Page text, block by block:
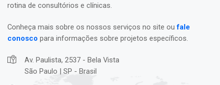
rotina de consultórios e clínicas.
Conheça mais sobre os nossos serviços no site oufale
conosco para informações sobre projetos específicos.
Av. Paulista, 2537 - Bela Vista
São Paulo | SP - Brasil